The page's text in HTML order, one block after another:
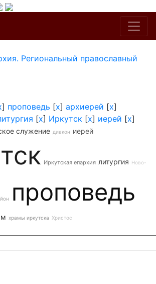
Региональный православный
] проповедь [x] архиерей [x]
[x] Иркутск [x] иерей [x]
служение диакон иерей
Иркутская епархия литургия Ново-
проповедь
храмы иркутска Христос